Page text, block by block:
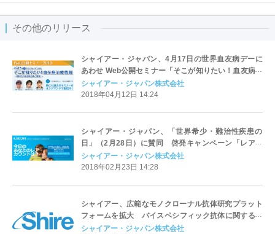
その他のリリース
シャイアー・ジャパン、4月17日の世界血友病デーに
あわせ Web公開セミナー「そこが知りたい！血友病治
療情報」を開催
シャイアー・ジャパン株式会社
2018年04月12日 14:24
シャイアー・ジャパン、「世界希少・難治性疾患の
日」（2月28日）に賛同 啓発キャンペーン「レア・
カウント」を日本で初実施
シャイアー・ジャパン株式会社
2018年02月23日 14:28
シャイアー、広範なモノクローナル抗体研究プラット
フォームを拡大 バイスペシフィック抗体に関するラ
イセンス契約を Novimmune社と締結
シャイアー・ジャパン株式会社